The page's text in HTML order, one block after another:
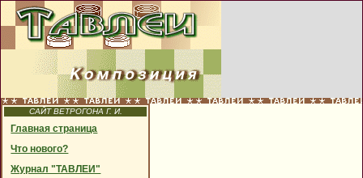
САЙТ ВЕТРОГОНА Г. И.
Главная страница
Что нового?
Журнал "ТАВЛЕИ"